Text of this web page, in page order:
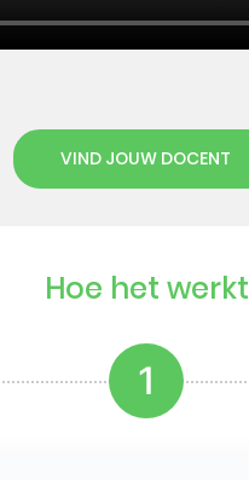
VIND JOUW DOCENT
Hoe het werkt
1